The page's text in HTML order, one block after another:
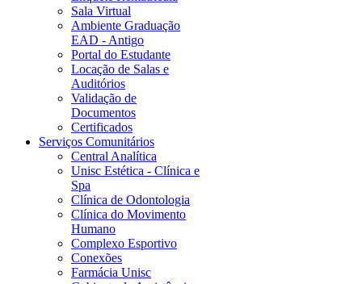
Sala Virtual
Ambiente Graduação
EAD - Antigo
Portal do Estudante
Locação de Salas e
Auditórios
Validação de
Documentos
Certificados
Serviços Comunitários
Central Analítica
Unisc Estética - Clínica e
Spa
Clínica de Odontologia
Clínica do Movimento
Humano
Complexo Esportivo
Conexões
Farmácia Unisc